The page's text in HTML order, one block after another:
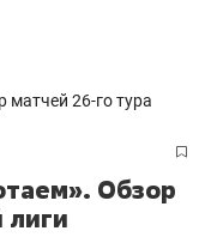
Обзор
лиги